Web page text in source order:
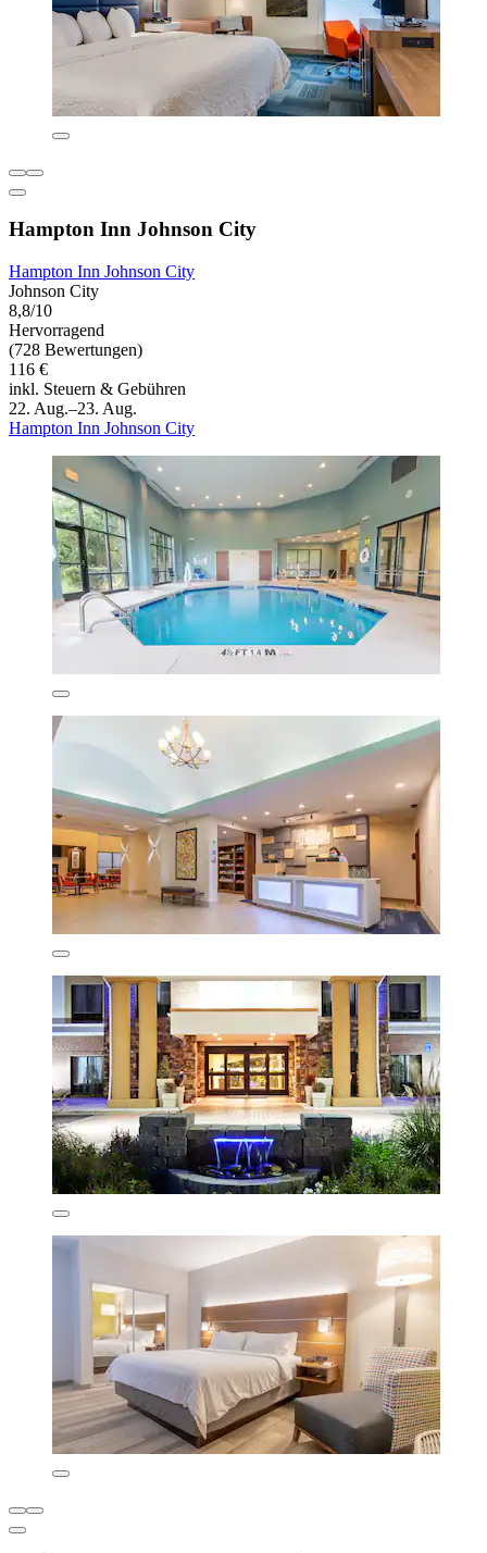
Hampton Inn Johnson City
Hampton Inn Johnson City
Johnson City
8,8/10
Hervorragend
(728 Bewertungen)
116 €
inkl. Steuern & Gebühren
22. Aug.–23. Aug.
Hampton Inn Johnson City